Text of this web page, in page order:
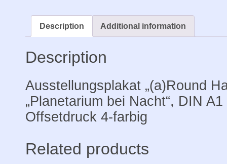
Description Additional information
Description
Ausstellungsplakat „(a)Round
„Planetarium bei Nacht“, DIN
Offsetdruck 4-farbig
Related products